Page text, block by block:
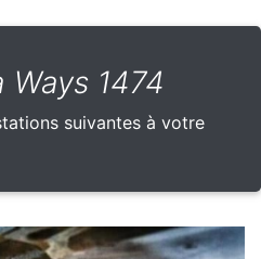
1474
suivantes à votre